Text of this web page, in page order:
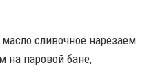
сливочное нарезаем
на паровой бане,